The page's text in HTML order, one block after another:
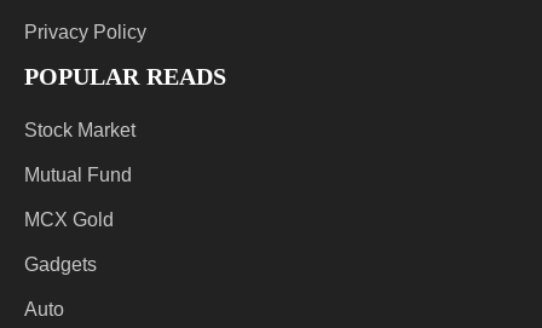
Privacy Policy
POPULAR READS
Stock Market
Mutual Fund
MCX Gold
Gadgets
Auto